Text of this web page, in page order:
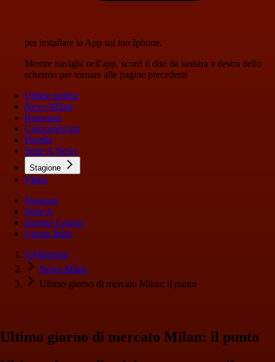
per installare la App sul tuo Iphone.
Mentre navighi nell'app, scorri il dito da sinistra a destra dello
schermo per tornare alle pagine precedenti
Ultime notizie
News Milan
Rassegna
Calciomercato
Pagelle
Serie A News
Stagione
Video
Stagione
Serie A
Europa League
Coppa Italia
Il Milanista
News Milan
Ultimo giorno di mercato Milan: il punto
Ultimo giorno di mercato Milan: il punto